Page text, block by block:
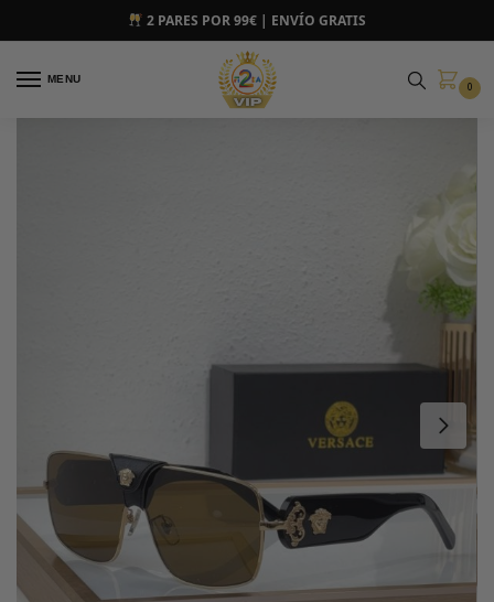
2 PARES POR 99€ | ENVÍO GRATIS
MENU
0